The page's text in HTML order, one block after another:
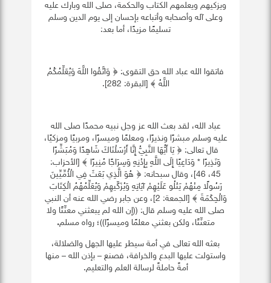
ويزكيهم ويعلمهم الكتاب والحكمة، صلى الله وبارك عليه
وعلى آله وأصحابه وأتباعه بإحسان إلى يوم الدين وسلم
تسليمًا مزيدًا، أما بعد:
فاتقوا الله عباد الله حق التقوى: ﴿ وَاتَّقُوا اللَّهَ وَيُعَلِّمُكُمُ
اللَّهُ ﴾ [البقرة: 282].
عباد الله، لقد بعث الله عز وجل نبيه محمدًا صلى الله
عليه وسلم مبشرًا ونذيرًا، ومعلمًا وميسرًا، ومربيًا ومزكيًا،
قال تعالى: ﴿ يَا أَيُّهَا النَّبِيُّ إِنَّا أَرْسَلْنَاكَ شَاهِدًا وَمُبَشِّرًا
وَنَذِيرًا * وَدَاعِيًا إِلَى اللَّهِ بِإِذْنِهِ وَسِرَاجًا مُنِيرًا ﴾ [الأحزاب:
45، 46]، وقال سبحانه: ﴿ هُوَ الَّذِي بَعَثَ فِي الْأُمِّيِّينَ
رَسُولًا مِنْهُمْ يَتْلُو عَلَيْهِمْ آيَاتِهِ وَيُزَكِّيهِمْ وَيُعَلِّمُهُمُ الْكِتَابَ
وَالْحِكْمَةَ ﴾ [الجمعة: 2]، وعن
جابر رضي الله عنه أن النبي
صلى الله عليه وسلم قال: ((إن الله لم يبعثني معنِّتًا ولا
متعنِّتًا، ولكن بعثني معلمًا وميسرًا))؛ رواه مسلم.
بعثه الله تعالى في أمة سيطر عليها الجهل والضلالة،
واستولت عليها البدع والخرافة، فصنع – بإذن الله – منها
أمةً حاملةً لرسالة العلم والتعليم.